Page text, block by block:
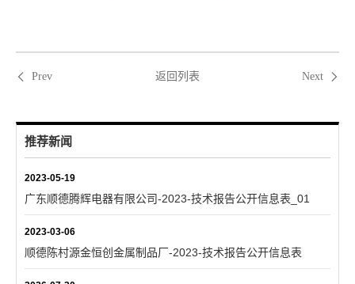
Prev 返回列表 Next
推荐新闻
2023-05-19
广东顺德腾辉电器有限公司-2023-技术报告公开信息表_01
2023-03-06
顺德陈村源金恒创金属制品厂-2023-技术报告公开信息表